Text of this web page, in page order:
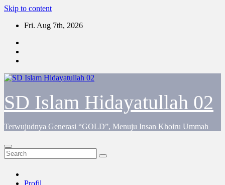
Skip to content
Fri. Aug 7th, 2026
SD Islam Hidayatullah 02
Terwujudnya Generasi “GOLD”, Menuju Insan Khoiru Ummah
Profil